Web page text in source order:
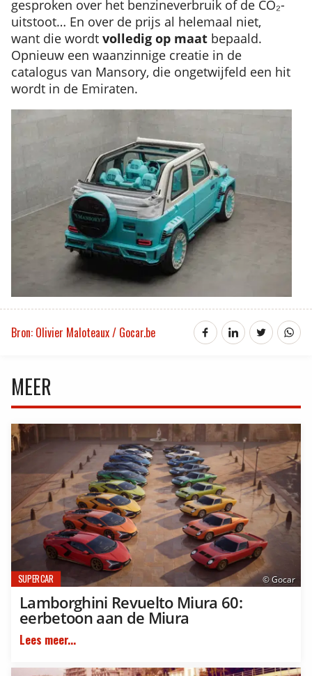
gesproken over het benzineverbruik of de CO₂-
uitstoot… En over de prijs al helemaal niet,
want die wordt volledig op maat bepaald.
Opnieuw een waanzinnige creatie in de
catalogus van Mansory, die ongetwijfeld een hit
wordt in de Emiraten.
Bron: Olivier Maloteaux / Gocar.be
MEER
© Gocar
SUPERCAR
Lamborghini Revuelto Miura 60:
eerbetoon aan de Miura
Lees meer...